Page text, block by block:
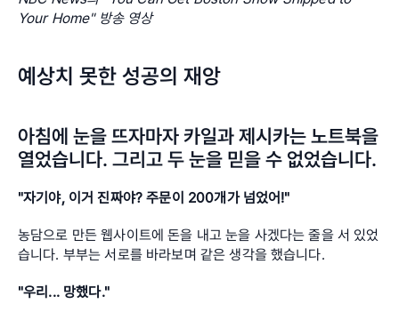
Your Home" 방송 영상
예상치 못한 성공의 재앙
아침에 눈을 뜨자마자 카일과 제시카는 노트북을
열었습니다. 그리고 두 눈을 믿을 수 없었습니다.
"자기야, 이거 진짜야? 주문이 200개가 넘었어!"
농담으로 만든 웹사이트에 돈을 내고 눈을 사겠다는 줄을 서 있었
습니다. 부부는 서로를 바라보며 같은 생각을 했습니다.
"우리... 망했다."